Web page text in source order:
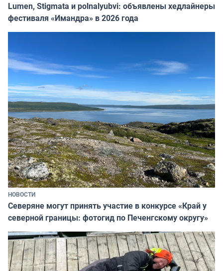
Lumen, Stigmata и polnalyubvi: объявлены хедлайнеры
фестиваля «Имандра» в 2026 года
НОВОСТИ
Северяне могут принять участие в конкурсе «Край у
северной границы: фотогид по Печенгскому округу»